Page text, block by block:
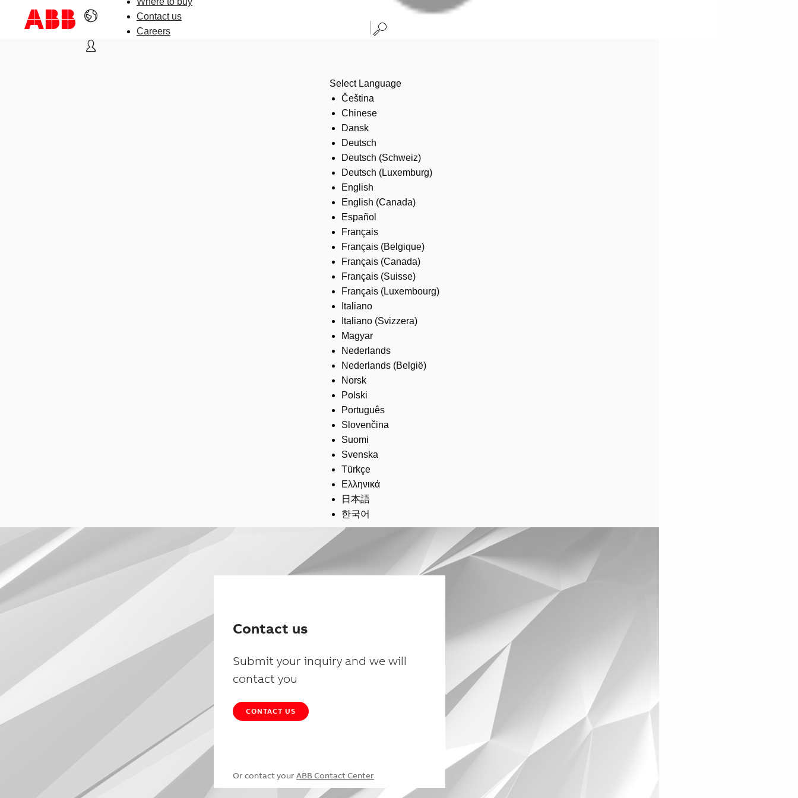
Contact us
Careers
Select Language
Čeština
Chinese
Dansk
Deutsch
Deutsch (Schweiz)
Deutsch (Luxemburg)
English
English (Canada)
Español
Français
Français (Belgique)
Français (Canada)
Français (Suisse)
Français (Luxembourg)
Italiano
Italiano (Svizzera)
Magyar
Nederlands
Nederlands (België)
Norsk
Polski
Português
Slovenčina
Suomi
Svenska
Türkçe
Ελληνικά
日本語
한국어
Contact us
Submit your inquiry and we will
contact you
CONTACT US
Or contact your ABB Contact Center